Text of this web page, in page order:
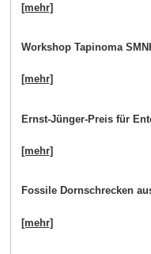
[mehr]
Workshop Tapinoma
[mehr]
Ernst-Jünger-Preis für
[mehr]
Fossile Dornschrecken
[mehr]